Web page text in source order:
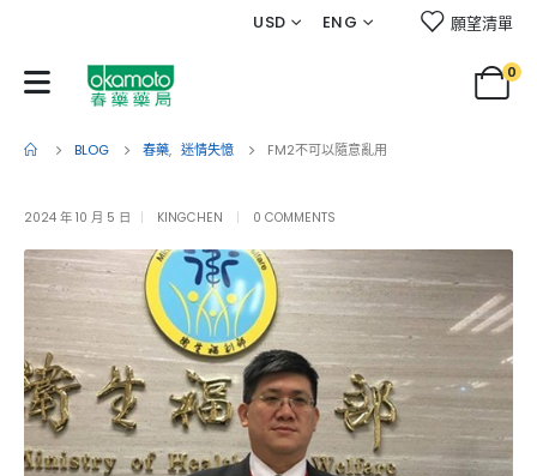
USD ENG 願望清單
0
BLOG 春藥, 迷情失憶 FM2不可以隨意亂用
2024 年 10 月 5 日 KINGCHEN 0 COMMENTS